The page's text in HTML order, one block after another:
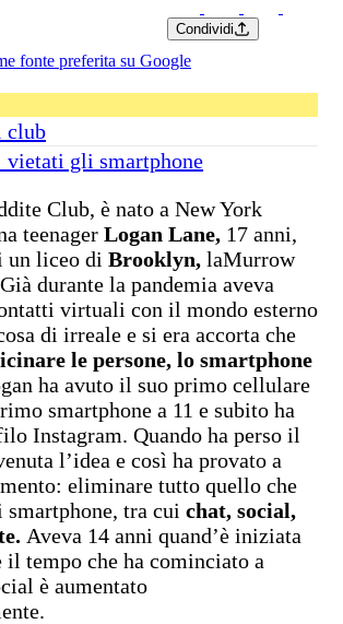
Condividi
fonte preferita su Google
club
gli smartphone
Club, è nato a New York
teenager Logan Lane, 17 anni,
un liceo di Brooklyn, laMurrow
durante la pandemia aveva
virtuali con il mondo esterno
di irreale e si era accorta che
le persone, lo smartphone
ha avuto il suo primo cellulare
smartphone a 11 e subito ha
Instagram. Quando ha perso il
l’idea e così ha provato a
eliminare tutto quello che
tra cui chat, social,
Aveva 14 anni quand’è iniziata
il tempo che ha cominciato a
è aumentato